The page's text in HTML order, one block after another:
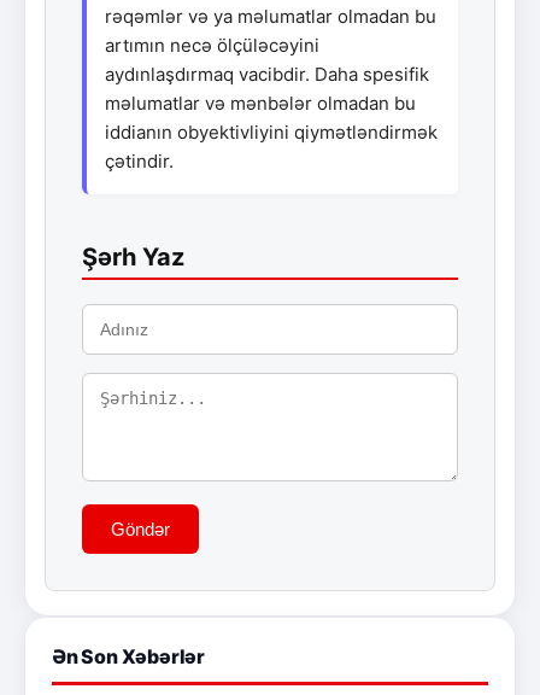
rəqəmlər və ya məlumatlar olmadan bu
artımın necə ölçüləcəyini
aydınlaşdırmaq vacibdir. Daha spesifik
məlumatlar və mənbələr olmadan bu
iddianın obyektivliyini qiymətləndirmək
çətindir.
Şərh Yaz
Göndər
Ən Son Xəbərlər